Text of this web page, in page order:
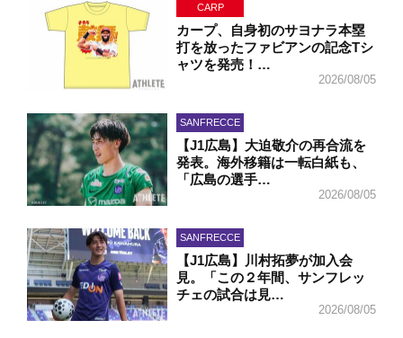
CARP
カープ、自身初のサヨナラ本塁
打を放ったファビアンの記念Tシ
ャツを発売！…
2026/08/05
SANFRECCE
【J1広島】大迫敬介の再合流を
発表。海外移籍は一転白紙も、
「広島の選手…
2026/08/05
SANFRECCE
【J1広島】川村拓夢が加入会
見。「この２年間、サンフレッ
チェの試合は見…
2026/08/05